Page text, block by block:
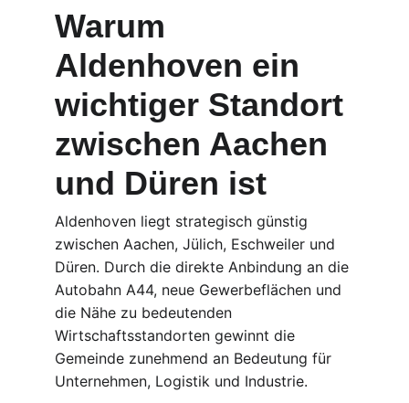
Warum
Aldenhoven ein
wichtiger Standort
zwischen Aachen
und Düren ist
Aldenhoven liegt strategisch günstig
zwischen Aachen, Jülich, Eschweiler und
Düren. Durch die direkte Anbindung an die
Autobahn A44, neue Gewerbeflächen und
die Nähe zu bedeutenden
Wirtschaftsstandorten gewinnt die
Gemeinde zunehmend an Bedeutung für
Unternehmen, Logistik und Industrie.